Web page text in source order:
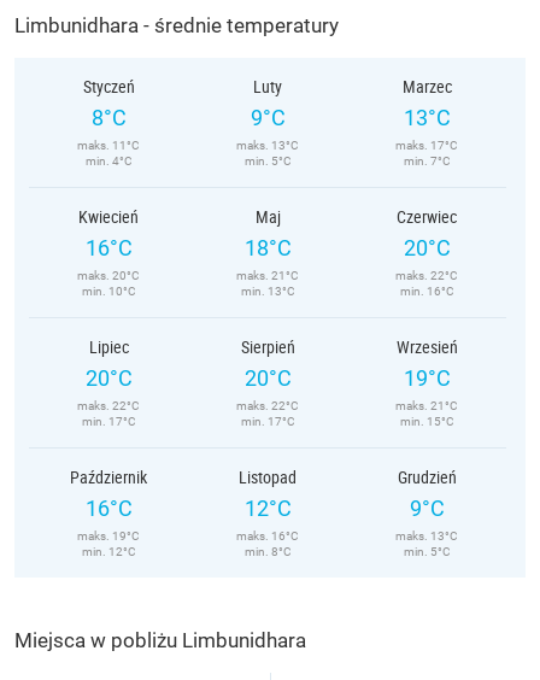
Limbunidhara - średnie temperatury
Styczeń
8°C
maks. 11°C
min. 4°C
Luty
9°C
maks. 13°C
min. 5°C
Marzec
13°C
maks. 17°C
min. 7°C
Kwiecień
16°C
maks. 20°C
min. 10°C
Maj
18°C
maks. 21°C
min. 13°C
Czerwiec
20°C
maks. 22°C
min. 16°C
Lipiec
20°C
maks. 22°C
min. 17°C
Sierpień
20°C
maks. 22°C
min. 17°C
Wrzesień
19°C
maks. 21°C
min. 15°C
Październik
16°C
maks. 19°C
min. 12°C
Listopad
12°C
maks. 16°C
min. 8°C
Grudzień
9°C
maks. 13°C
min. 5°C
Miejsca w pobliżu Limbunidhara